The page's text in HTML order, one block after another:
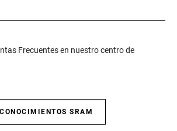
Frecuentes en nuestro centro de
SRAM